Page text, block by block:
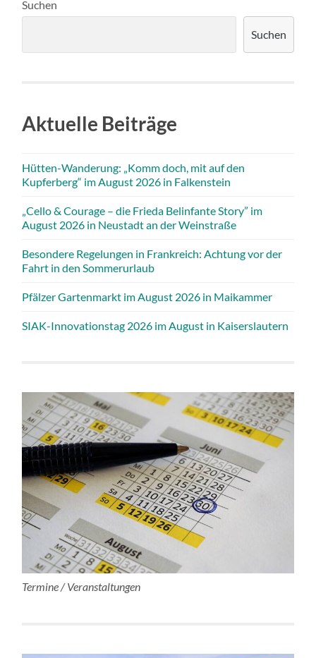
Suchen
Suchen
Aktuelle Beiträge
Hütten-Wanderung: „Komm doch, mit auf den
Kupferberg“ im August 2026 in Falkenstein
„Cello & Courage – die Frieda Belinfante Story” im
August 2026 in Neustadt an der Weinstraße
Besondere Regelungen in Frankreich: Achtung vor der
Fahrt in den Sommerurlaub
Pfälzer Gartenmarkt im August 2026 in Maikammer
SIAK-Innovationstag 2026 im August in Kaiserslautern
Termine / Veranstaltungen